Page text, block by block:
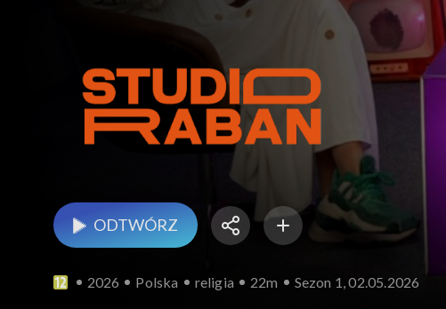
ODTWÓRZ
2026 Polska religia 22m Sezon 1, 02.05.2026